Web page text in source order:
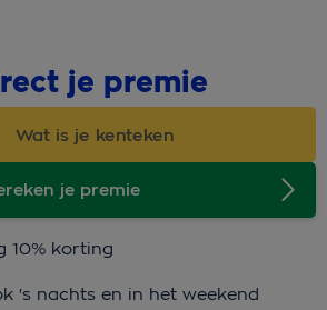
je premie
je premie
10% korting
's nachts en in het weekend